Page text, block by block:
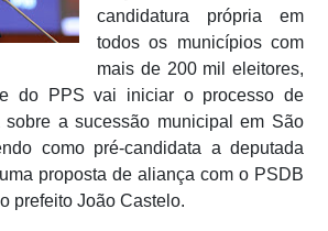
candidatura própria em
todos os municípios com
mais de 200 mil eleitores,
do PPS vai iniciar o processo de
sobre a sucessão municipal em São
como pré-candidata a deputada
proposta de aliança com o PSDB
prefeito João Castelo.